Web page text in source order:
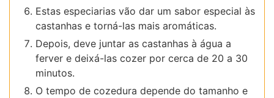
Estas especiarias vão dar um sabor especial às
castanhas e torná-las mais aromáticas.
Depois, deve juntar as castanhas à água a
ferver e deixá-las cozer por cerca de 20 a 30
minutos.
O tempo de cozedura depende do tamanho e